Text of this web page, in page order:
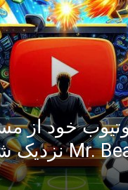
یوتیوب خود از